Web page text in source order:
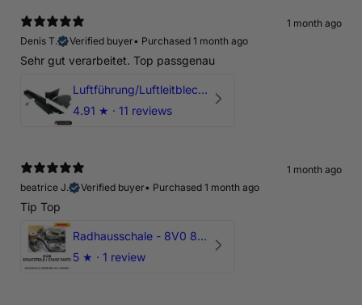
1 month ago
Denis T.
Verified buyer• Purchased 1 month ago
Sehr gut verarbeitet. Top passgenau
Luftführung/Luftleitblech 5" 125mm offene Ansaugung HPerformance
4.91 ★ · 11 reviews
1 month ago
beatrice J.
Verified buyer• Purchased 1 month ago
Tip Top
Radhausschale - 8V0 821 191 C - Original Ersatzteil für Audi RS3 Sportback
5 ★ · 1 review